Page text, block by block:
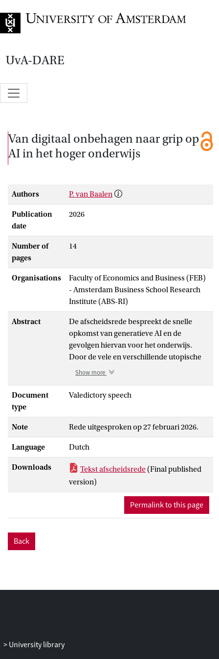
UvA-DARE
Van digitaal onbehagen naar grip op
AI in het hoger onderwijs
Authors P. van Baalen
Publication
date
2026
Number of
pages
14
Organisations
Faculty of Economics and Business (FEB)
- Amsterdam Business School Research
Institute (ABS-RI)
Abstract
De afscheidsrede bespreekt de snelle
opkomst van generatieve AI en de
gevolgen hiervan voor het onderwijs.
Door de vele en verschillende utopische
en dystopische perspectieven op
digitaal onbehagen. Generatieve AI wordt
met bedoelde en onbedoelde gevolgen.
Generatieve AI is extreem
gebruiksvriendelijk en verspreidt zich zeer
snel. Het wordt beschouwd als een
volkstechnologie, vergelijkbaar met het
Internet en sociale media. De wijze
waarop generatieve AI informatie
produceert is problematisch en zorg voor
een epistemisch tekort dat structureel is.
technologie goed in te bedden in een
Show more
Document
type
Valedictory speech
Note Rede uitgesproken op 27 februari 2026.
Language Dutch
Downloads Tekst afscheidsrede (Final published
version)
Permalink to this page
Back
University library